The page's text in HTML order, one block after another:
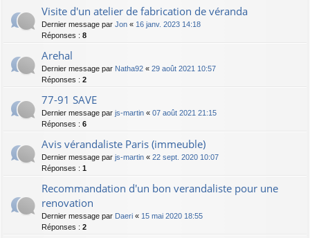
Visite d'un atelier de fabrication de véranda
Dernier message par Jon « 16 janv. 2023 14:18
Réponses : 8
Arehal
Dernier message par Natha92 « 29 août 2021 10:57
Réponses : 2
77-91 SAVE
Dernier message par js-martin « 07 août 2021 21:15
Réponses : 6
Avis vérandaliste Paris (immeuble)
Dernier message par js-martin « 22 sept. 2020 10:07
Réponses : 1
Recommandation d'un bon verandaliste pour une
renovation
Dernier message par Daeri « 15 mai 2020 18:55
Réponses : 2